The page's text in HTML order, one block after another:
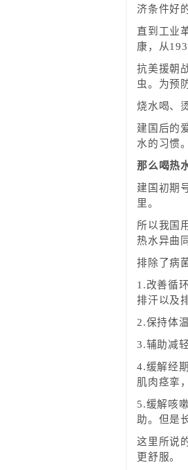
济条件好
直到工业
康，从
抗美援朝
虫。为预
烧水喝、
建国后的
水的习惯。
那么喝热
建国初期
里。
所以我国
热水异曲
排除了病
1.改善循
排汗以及
2.保持体
3.辅助减
4.缓解经
肌肉痉挛
5.缓解咳
助。但是
这里所说
更舒服。